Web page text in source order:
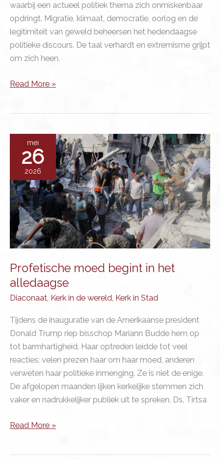
waarbij een actueel politiek thema zich onmiskenbaar
opdringt. Migratie, klimaat, democratie, oorlog en de
legitimiteit van geweld beheersen het hedendaagse
politieke discours. De taal verhardt en extremisme grijpt
om zich heen.
Politieke
kansel
Read More »
mei
26
2026
Profetische moed begint in het
alledaagse
Diaconaat, Kerk in de wereld, Kerk in Stad
Tijdens de inauguratie van de Amerikaanse president
Donald Trump riep bisschop Mariann Budde hem op
tot barmhartigheid. Haar optreden leidde tot veel
reacties: velen prezen haar om haar moed, anderen
verweten haar politieke inmenging. Ze is niet de enige.
De afgelopen maanden lijken kerkelijke stemmen zich
vaker en nadrukkelijker publiek uit te spreken. Ds. Tirtsa
Profetische
Read More »